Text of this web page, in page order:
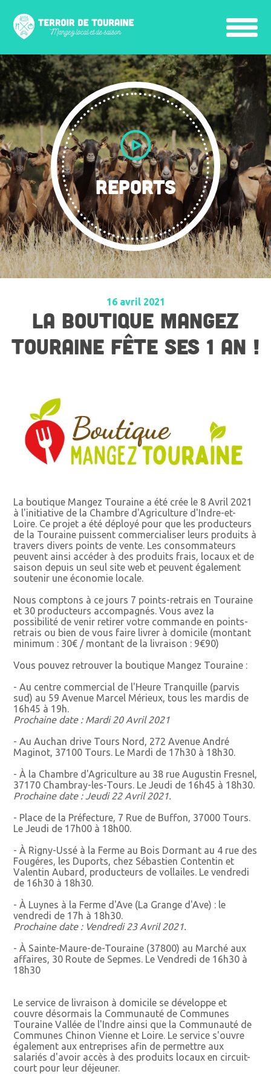
REPORTS
16 avril 2021
LA BOUTIQUE MANGEZ
TOURAINE FÊTE SES 1 AN !
La boutique Mangez Touraine a été crée le 8 Avril 2021
à l'initiative de la Chambre d'Agriculture d'Indre-et-
Loire. Ce projet a été déployé pour que les producteurs
de la Touraine puissent commercialiser leurs produits à
travers divers points de vente. Les consommateurs
peuvent ainsi accéder à des produits frais, locaux et de
saison depuis un seul site web et peuvent également
soutenir une économie locale.
Nous comptons à ce jours 7 points-retrais en Touraine
et 30 producteurs accompagnés. Vous avez la
possibilité de venir retirer votre commande en points-
retrais ou bien de vous faire livrer à domicile (montant
minimum : 30€ / montant de la livraison : 9€90)
Vous pouvez retrouver la boutique Mangez Touraine :
- Au centre commercial de l'Heure Tranquille (parvis
sud) au 59 Avenue Marcel Mérieux, tous les mardis de
16h45 à 19h.
Prochaine date : Mardi 20 Avril 2021
- Au Auchan drive Tours Nord, 272 Avenue André
Maginot, 37100 Tours. Le Mardi de 17h30 à 18h30.
- À la Chambre d'Agriculture au 38 rue Augustin Fresnel,
37170 Chambray-les-Tours. Le Jeudi de 16h45 à 18h30.
Prochaine date : Jeudi 22 Avril 2021.
- Place de la Préfecture, 7 Rue de Buffon, 37000 Tours.
Le Jeudi de 17h00 à 18h00.
- À Rigny-Ussé à la Ferme au Bois Dormant au 4 rue des
Fougéres, les Duports, chez Sébastien Contentin et
Valentin Aubard, producteurs de vollailes. Le vendredi
de 16h30 à 18h30.
- À Luynes à la Ferme d'Ave (La Grange d'Ave) : le
vendredi de 17h à 18h30.
Prochaine date : Vendredi 23 Avril 2021.
- À Sainte-Maure-de-Touraine (37800) au Marché aux
affaires, 30 Route de Sepmes. Le Vendredi de 16h30 à
18h30
Le service de livraison à domicile se développe et
couvre désormais la Communauté de Communes
Touraine Vallée de l'Indre ainsi que la Communauté de
Communes Chinon Vienne et Loire. Le service s'ouvre
également aux entreprises afin de permettre aux
salariés d'avoir accès à des produits locaux en circuit-
court pour leur déjeuner.